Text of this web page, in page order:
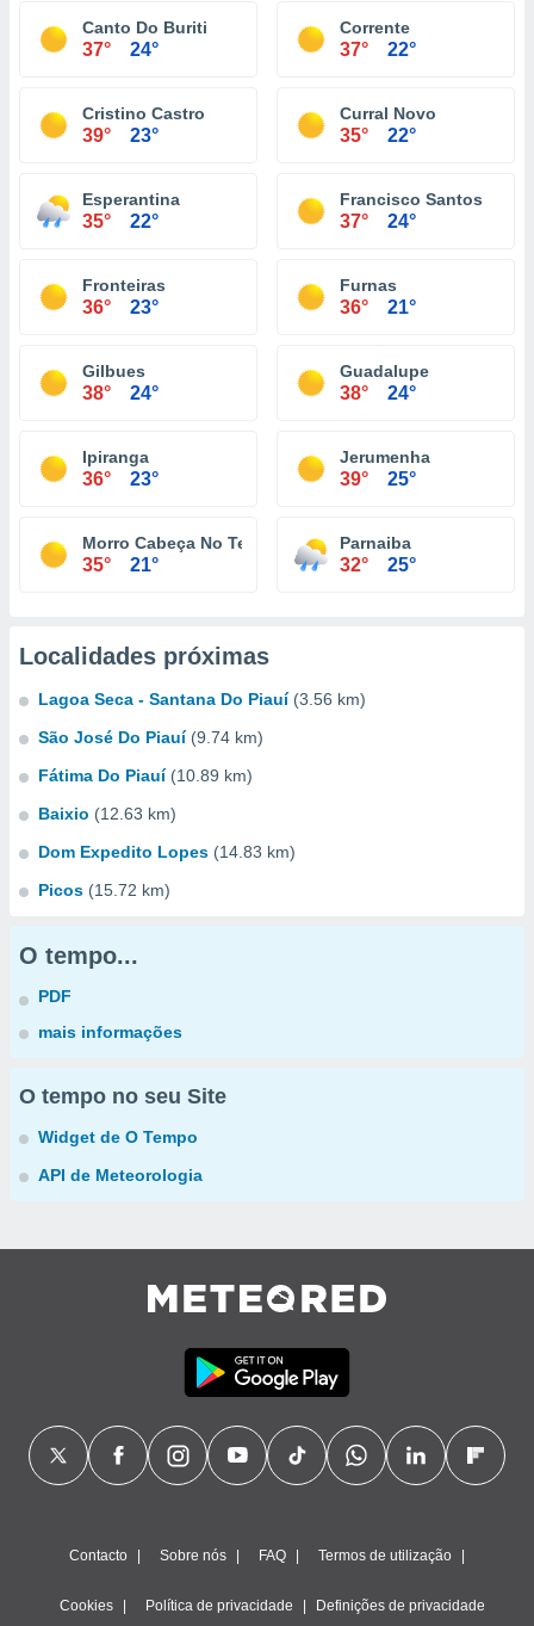
Canto Do Buriti
37° 24°
Corrente
37° 22°
Cristino Castro
39° 23°
Curral Novo
35° 22°
Esperantina
35° 22°
Francisco Santos
37° 24°
Fronteiras
36° 23°
Furnas
36° 21°
Gilbues
38° 24°
Guadalupe
38° 24°
Ipiranga
36° 23°
Jerumenha
39° 25°
Morro Cabeça No Tempo
35° 21°
Parnaiba
32° 25°
Localidades próximas
Lagoa Seca - Santana Do Piauí (3.56 km)
São José Do Piauí (9.74 km)
Fátima Do Piauí (10.89 km)
Baixio (12.63 km)
Dom Expedito Lopes (14.83 km)
Picos (15.72 km)
O tempo...
PDF
mais informações
O tempo no seu Site
Widget de O Tempo
API de Meteorologia
Contacto Sobre nós FAQ Termos de utilização
Cookies Política de privacidade Definições de privacidade